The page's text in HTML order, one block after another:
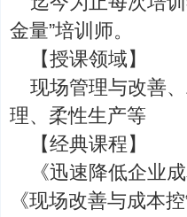
金量”培训师。
【授课领域】
现场管理与改善
理、柔性生产等
【经典课程】
《迅速降低企业
《现场改善与成本控